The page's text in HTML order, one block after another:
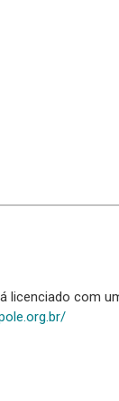
licenciado com